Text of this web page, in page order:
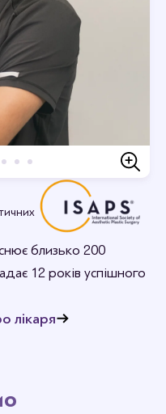
близько 200
12 років успішного
лікаря